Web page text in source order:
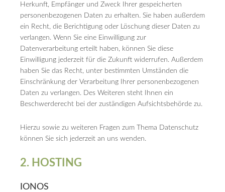
Herkunft, Empfänger und Zweck Ihrer gespeicherten
personenbezogenen Daten zu erhalten. Sie haben außerdem
ein Recht, die Berichtigung oder Löschung dieser Daten zu
verlangen. Wenn Sie eine Einwilligung zur
Datenverarbeitung erteilt haben, können Sie diese
Einwilligung jederzeit für die Zukunft widerrufen. Außerdem
haben Sie das Recht, unter bestimmten Umständen die
Einschränkung der Verarbeitung Ihrer personenbezogenen
Daten zu verlangen. Des Weiteren steht Ihnen ein
Beschwerderecht bei der zuständigen Aufsichtsbehörde zu.
Hierzu sowie zu weiteren Fragen zum Thema Datenschutz
können Sie sich jederzeit an uns wenden.
2. HOSTING
IONOS